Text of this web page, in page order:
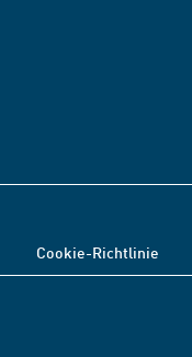
Cookie-Richtlinie